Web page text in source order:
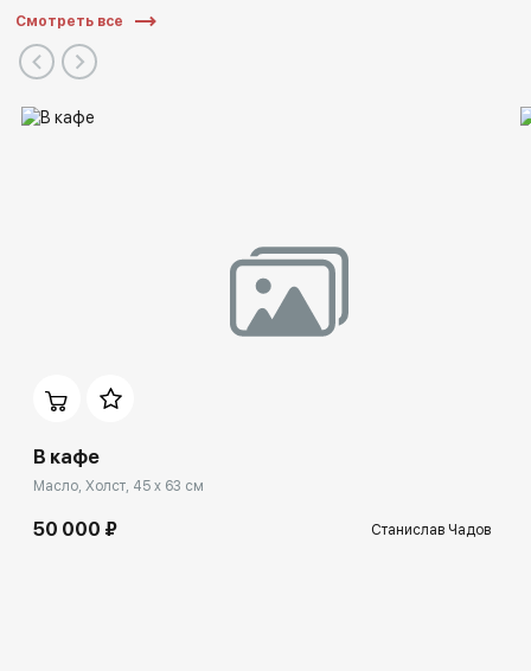
Смотреть все
В кафе
Масло, Холст, 45 x 63 см
50 000 ₽ Станислав Чадов